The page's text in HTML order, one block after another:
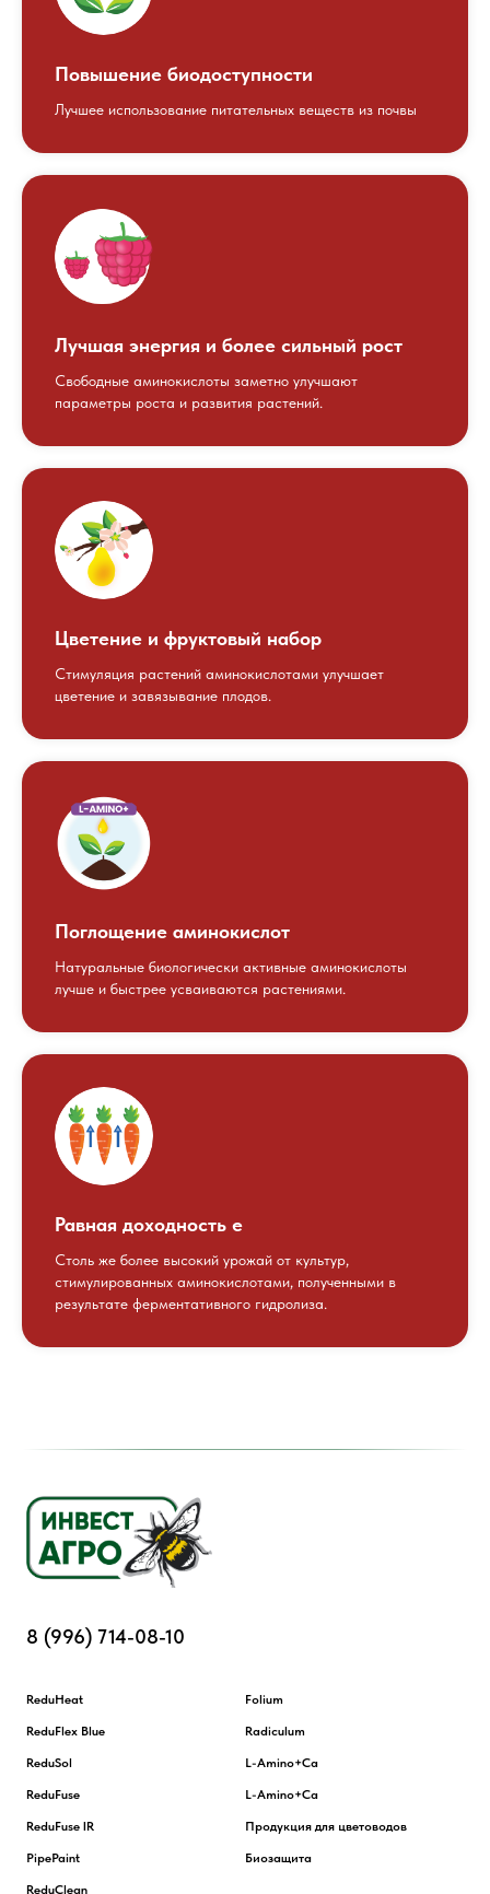
Повышение биодоступности
Лучшее использование питательных веществ из почвы
Лучшая энергия и более сильный рост
Свободные аминокислоты заметно улучшают
параметры роста и развития растений.
Цветение и фруктовый набор
Стимуляция растений аминокислотами улучшает
цветение и завязывание плодов.
Поглощение аминокислот
Натуральные биологически активные аминокислоты
лучше и быстрее усваиваются растениями.
Равная доходность e
Столь же более высокий урожай от культур,
стимулированных аминокислотами, полученными в
результате ферментативного гидролиза.
8 (996) 714-08-10
ReduHeat
ReduFlex Blue
ReduSol
ReduFuse
ReduFuse IR
PipePaint
ReduClean
Folium
Radiculum
L-Amino+Ca
L-Amino+Ca
Продукция для цветоводов
Биозащита